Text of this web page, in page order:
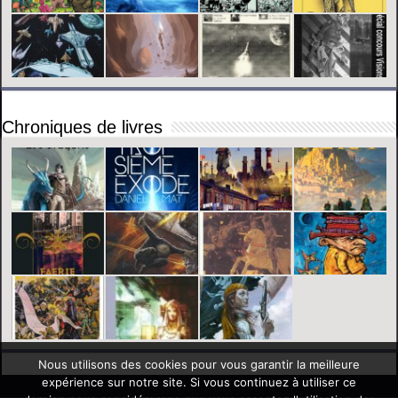
Chroniques de livres
Nous utilisons des cookies pour vous garantir la meilleure
expérience sur notre site. Si vous continuez à utiliser ce